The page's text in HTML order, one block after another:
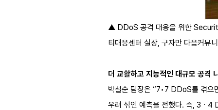
▲ DDoS 공격 대응을 위한
티대응센터 실장, 구자만 다음커뮤
더 교활하고 지능적인 대규모 공격
박철순 팀장은 “7•7 DDoS를 겪으
우려 섞인 예측을 전했다. 즉, 3ㆍ4